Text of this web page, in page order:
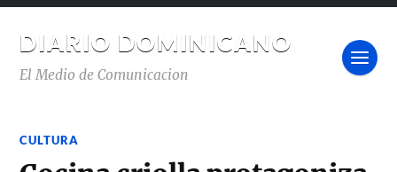
DIARIO DOMINICANO
El Medio de Comunicacion
CULTURA